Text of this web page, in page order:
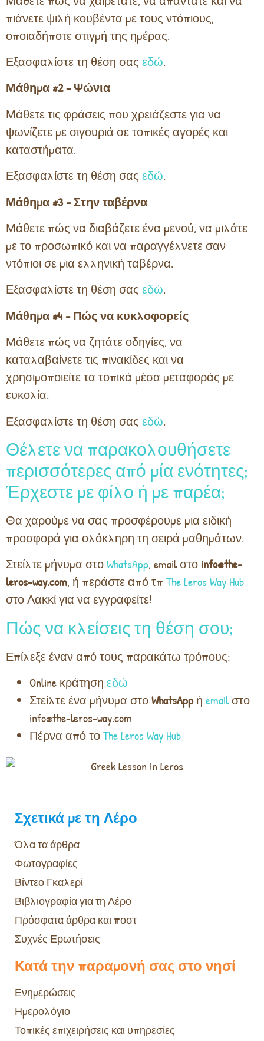
πιάνετε ψιλή κουβέντα με τους ντόπιους,
οποιαδήποτε στιγμή της ημέρας.
Εξασφαλίστε τη θέση σας εδώ.
Μάθημα #2 – Ψώνια
Μάθετε τις φράσεις που χρειάζεστε για να
ψωνίζετε με σιγουριά σε τοπικές αγορές και
καταστήματα.
Εξασφαλίστε τη θέση σας εδώ.
Μάθημα #3 – Στην ταβέρνα
Μάθετε πώς να διαβάζετε ένα μενού, να μιλάτε
με το προσωπικό και να παραγγέλνετε σαν
ντόπιοι σε μια ελληνική ταβέρνα.
Εξασφαλίστε τη θέση σας εδώ.
Μάθημα #4 – Πώς να κυκλοφορείς
Μάθετε πώς να ζητάτε οδηγίες, να
καταλαβαίνετε τις πινακίδες και να
χρησιμοποιείτε τα τοπικά μέσα μεταφοράς με
ευκολία.
Εξασφαλίστε τη θέση σας εδώ.
Θέλετε να παρακολουθήσετε
περισσότερες από μία ενότητες;
Έρχεστε με φίλο ή με παρέα;
Θα χαρούμε να σας προσφέρουμε μια ειδική
προσφορά για ολόκληρη τη σειρά μαθημάτων.
Στείλτε μήνυμα στοWhatsApp, email στο info@the-
leros-way.com, ή περάστε από τπ The Leros Way Hub
στο Λακκί για να εγγραφείτε!
Πώς να κλείσεις τη θέση σου;
Επίλεξε έναν από τους παρακάτω τρόπους:
Online κράτηση εδώ
Στείλτε ένα μήνυμα στοWhatsApp ή emailστο
info@the-leros-way.com
Πέρνα από τοThe Leros Way Hub
Σχετικά με τη Λέρο
Όλα τα άρθρα
Φωτογραφίες
Βίντεο Γκαλερί
Βιβλιογραφία για τη Λέρο
Πρόσφατα άρθρα και ποστ
Συχνές Ερωτήσεις
Κατά την παραμονή σας στο νησί
Ενημερώσεις
Ημερολόγιο
Τοπικές επιχειρήσεις και υπηρεσίες